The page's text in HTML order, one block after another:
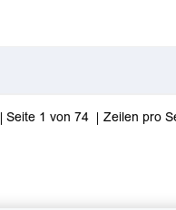
Seite 1 von 74
Zeilen pro